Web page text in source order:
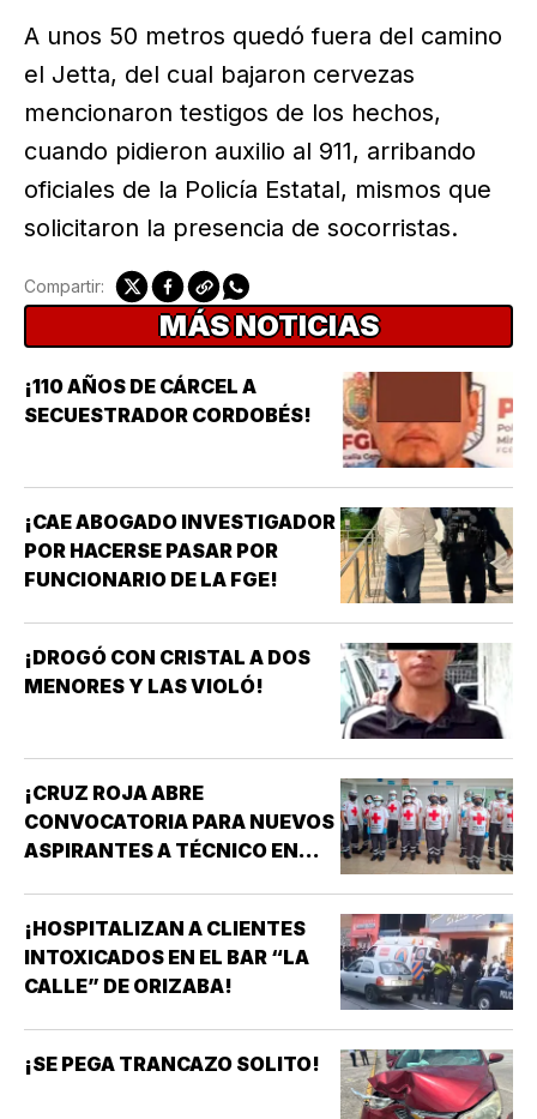
A unos 50 metros quedó fuera del camino
el Jetta, del cual bajaron cervezas
mencionaron testigos de los hechos,
cuando pidieron auxilio al 911, arribando
oficiales de la Policía Estatal, mismos que
solicitaron la presencia de socorristas.
Compartir:
MÁS NOTICIAS
¡110 AÑOS DE CÁRCEL A
SECUESTRADOR CORDOBÉS!
¡CAE ABOGADO INVESTIGADOR
POR HACERSE PASAR POR
FUNCIONARIO DE LA FGE!
¡DROGÓ CON CRISTAL A DOS
MENORES Y LAS VIOLÓ!
¡CRUZ ROJA ABRE
CONVOCATORIA PARA NUEVOS
ASPIRANTES A TÉCNICO EN
¡HOSPITALIZAN A CLIENTES
INTOXICADOS EN EL BAR “LA
CALLE” DE ORIZABA!
¡SE PEGA TRANCAZO SOLITO!